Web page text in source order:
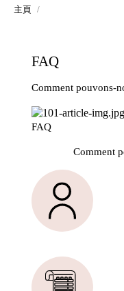
主頁
FAQ
Comment pouvons-
FAQ
Comment